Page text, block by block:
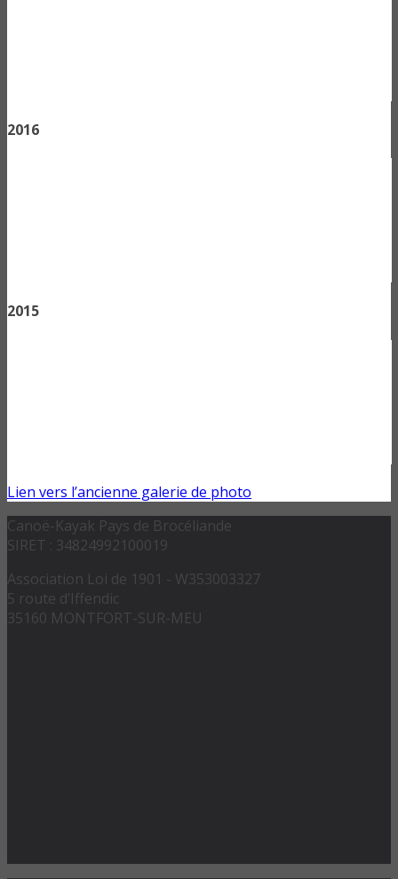
2016
2015
Lien vers l’ancienne galerie de photo
Canoë-Kayak Pays de Brocéliande
SIRET : 34824992100019
Association Loi de 1901 - W353003327
5 route d’Iffendic
35160 MONTFORT-SUR-MEU